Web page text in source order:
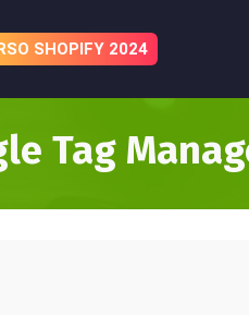
SHOPIFY 2024
Tag